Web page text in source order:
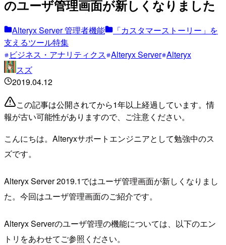
のユーザ管理画面が新しくなりました
Alteryx Server 管理者機能
「カスタマーストーリー」を
支えるツール特集
ビジネス・アナリティクス Alteryx Server Alteryx
スズ
2019.04.12
この記事は公開されてから1年以上経過しています。情
報が古い可能性がありますので、ご注意ください。
こんにちは。Alteryxサポートエンジニアとして勉強中のス
ズです。
Alteryx Server 2019.1ではユーザ管理画面が新しくなりまし
た。今回はユーザ管理画面のご紹介です。
Alteryx Serverのユーザ管理の機能については、以下のエン
トリをあわせてご参照ください。